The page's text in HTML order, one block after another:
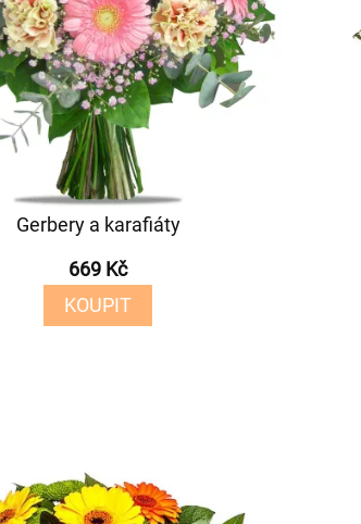
Gerbery a karafiáty
669 Kč
KOUPIT